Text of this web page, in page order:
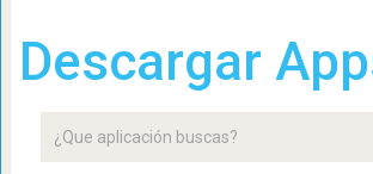
Descargar